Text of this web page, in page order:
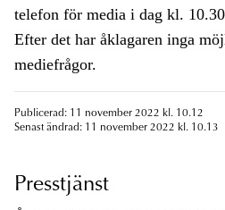
telefon för media i dag kl.
Efter det har åklagaren inga
mediefrågor.
Publicerad: 11 november 2022 kl. 10.12
Senast ändrad: 11 november 2022 kl. 10.13
Presstjänst